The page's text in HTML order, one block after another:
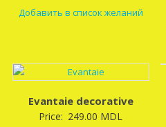
Добавить в список желаний
Evantaie decorative
Price: 249.00 MDL